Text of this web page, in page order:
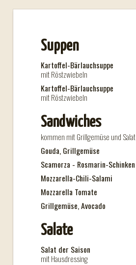
Suppen
Kartoffel-Bärlauchsuppe
mit Röstzwiebeln
Kartoffel-Bärlauchsuppe
mit Röstzwiebeln
Sandwiches
kommen mit Grillgemüse und Salat
Gouda, Grillgemüse
Scamorza - Rosmarin-Schinken
Mozzarella-Chili-Salami
Mozzarella Tomate
Grillgemüse, Avocado
Salate
Salat der Saison
mit Hausdressing